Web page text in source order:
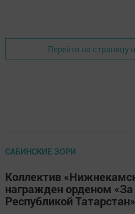
Перейти на страницу
САБИНСКИЕ ЗОРИ
Коллектив
награжден орденом «За
Республикой Татарстан»